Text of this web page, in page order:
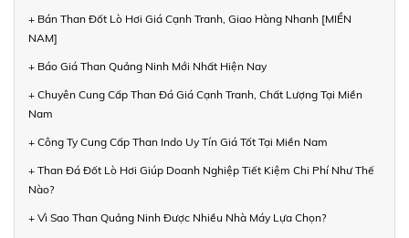
+ Bán Than Đốt Lò Hơi Giá Cạnh Tranh, Giao Hàng Nhanh [MIỀN
NAM]
+ Báo Giá Than Quảng Ninh Mới Nhất Hiện Nay
+ Chuyên Cung Cấp Than Đá Giá Cạnh Tranh, Chất Lượng Tại Miền
Nam
+ Công Ty Cung Cấp Than Indo Uy Tín Giá Tốt Tại Miền Nam
+ Than Đá Đốt Lò Hơi Giúp Doanh Nghiệp Tiết Kiệm Chi Phí Như Thế
Nào?
+ Vì Sao Than Quảng Ninh Được Nhiều Nhà Máy Lựa Chọn?